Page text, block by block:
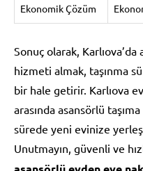
Ekonomik Çözüm
Sonuç olarak,
hizmeti almak, taşınma
bir hale getirir. Karlıova
arasında asansörlü
sürede yeni evinize
Unutmayın, güvenli ve